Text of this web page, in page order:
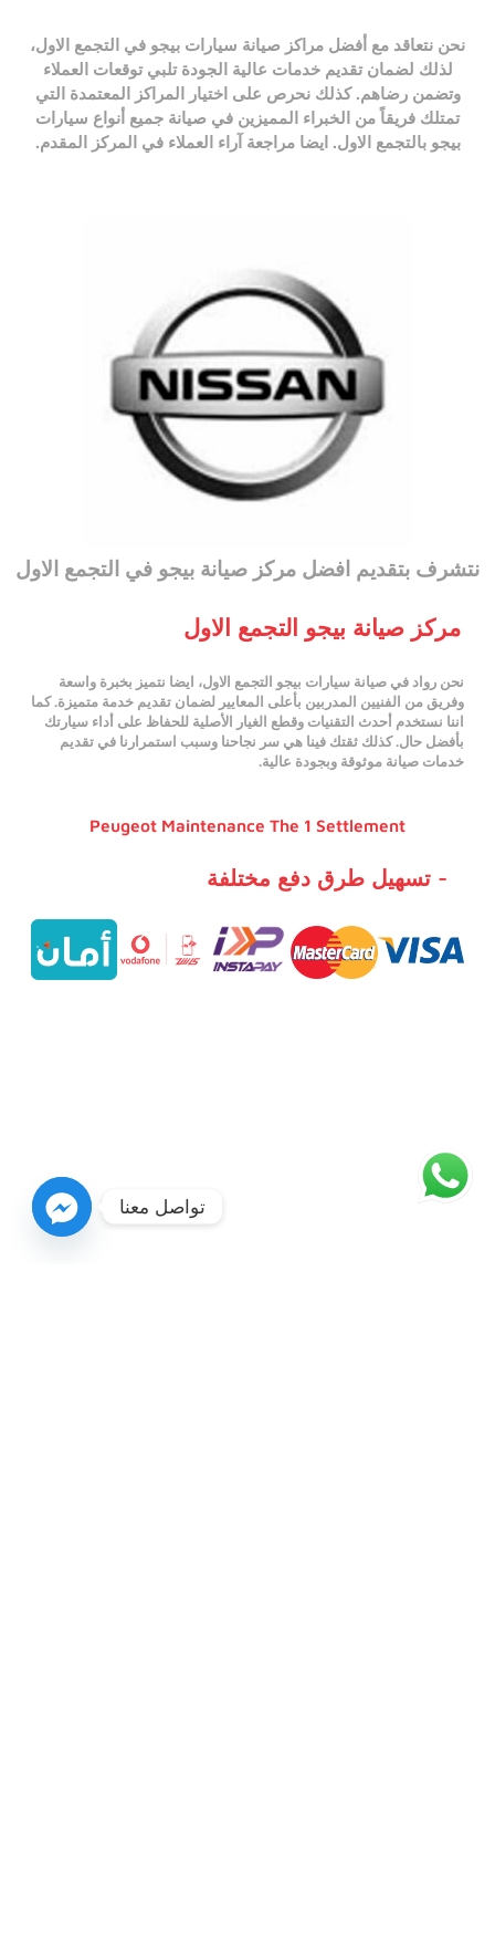
نحن نتعاقد مع أفضل مراكز صيانة سيارات بيجو في التجمع الاول،
لذلك لضمان تقديم خدمات عالية الجودة تلبي توقعات العملاء
وتضمن رضاهم. كذلك نحرص على اختيار المراكز المعتمدة التي
تمتلك فريقاً من الخبراء المميزين في صيانة جميع أنواع سيارات
بيجو بالتجمع الاول. ايضا مراجعة آراء العملاء في المركز المقدم.
مركز صيانة بيجو التجمع الاول
نحن رواد في صيانة سيارات بيجو التجمع الاول، ايضا نتميز بخبرة واسعة
وفريق من الفنيين المدربين بأعلى المعايير لضمان تقديم خدمة متميزة. كما
اننا نستخدم أحدث التقنيات وقطع الغيار الأصلية للحفاظ على أداء سيارتك
بأفضل حال. كذلك ثقتك فينا هي سر نجاحنا وسبب استمرارنا في تقديم
خدمات صيانة موثوقة وبجودة عالية.
Peugeot Maintenance The 1 Settlement
- تسهيل طرق دفع مختلفة
نتشرف بتقديم افضل مركز صيانة بيجو في التجمع الاول
تواصل معنا